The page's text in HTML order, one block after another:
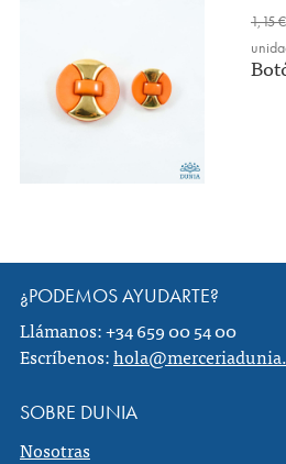
1,15 €
¿PODEMOS AYUDARTE?
Llámanos: +34 659 00 54 00
Escríbenos:
SOBRE DUNIA
Nosotras